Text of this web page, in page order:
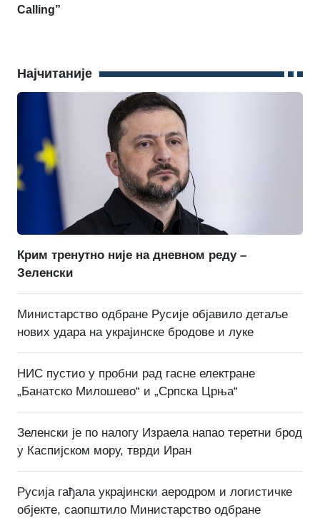
Calling”
Најчитаније
Крим тренутно није на дневном реду –
Зеленски
Министарство одбране Русије објавило детаље
нових удара на украјинске бродове и луке
НИС пустио у пробни рад гасне електране
„Банатско Милошево“ и „Српска Црња“
Зеленски је по налогу Израела напао теретни брод
у Каспијском мору, тврди Иран
Русија гађала украјински аеродром и логистичке
објекте, саопштило Министарство одбране